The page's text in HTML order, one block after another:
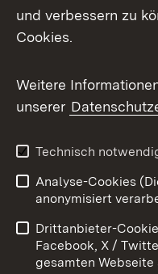
Facebook
X / Twitter
Youtube
Impressum
Barrierefreiheit
Cookies
und verbessern zu
Cookies.
Weitere
unserer
Technisch
Analyse-Cookies
anonymisiert
Drittanbieter-
Facebook, X /
gesamten